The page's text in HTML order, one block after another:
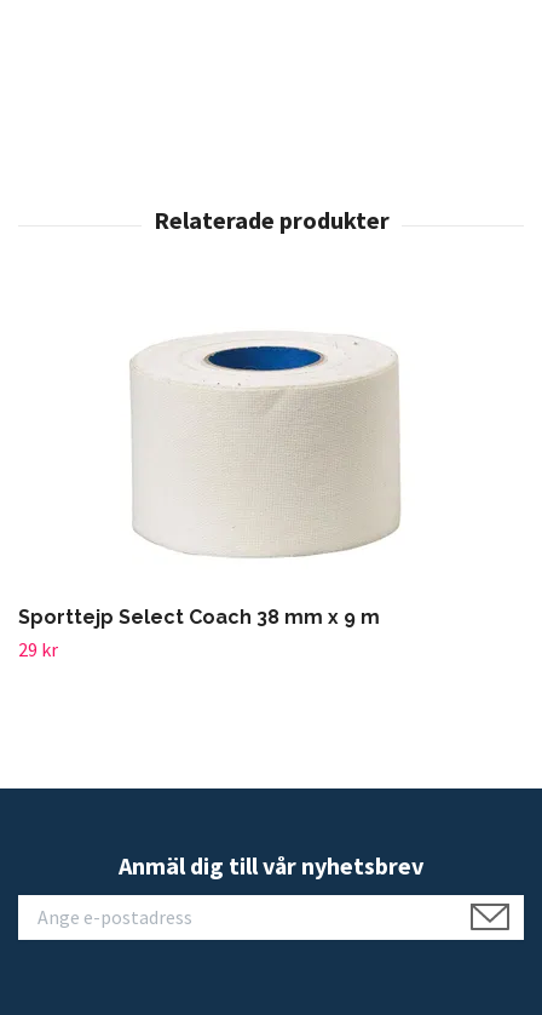
Sporttejp Select Coach 38 mm x 9 m
29 kr
Anmäl dig till vår nyhetsbrev